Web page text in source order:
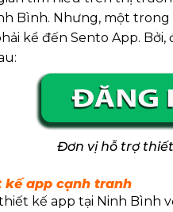
Bình. Nhưng, một
kể đến Sento App.
Đơn vị hỗ trợ
kế app cạnh tranh
kế app tại Ninh Bình